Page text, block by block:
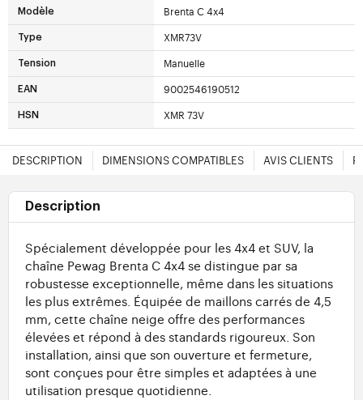
Modèle Brenta C 4x4
Type XMR73V
Tension Manuelle
EAN 9002546190512
HSN XMR 73V
DESCRIPTION DIMENSIONS COMPATIBLES AVIS CLIENTS
Description
Spécialement développée pour les 4x4 et SUV, la
chaîne Pewag Brenta C 4x4 se distingue par sa
robustesse exceptionnelle, même dans les situations
les plus extrêmes. Équipée de maillons carrés de 4,5
mm, cette chaîne neige offre des performances
élevées et répond à des standards rigoureux. Son
installation, ainsi que son ouverture et fermeture,
sont conçues pour être simples et adaptées à une
utilisation presque quotidienne.